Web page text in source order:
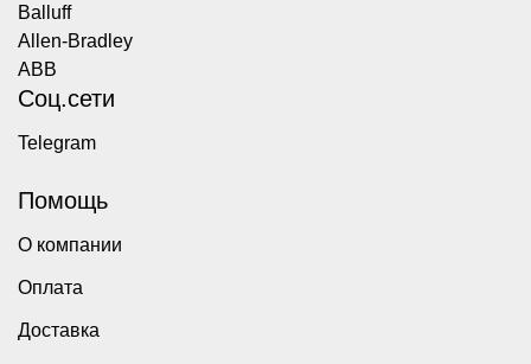
Balluff
Allen-Bradley
ABB
Соц.сети
Telegram
Помощь
О компании
Оплата
Доставка